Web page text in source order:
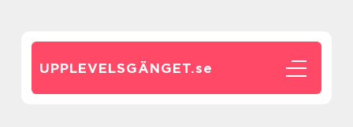
UPPLEVELSGÄNGET.se